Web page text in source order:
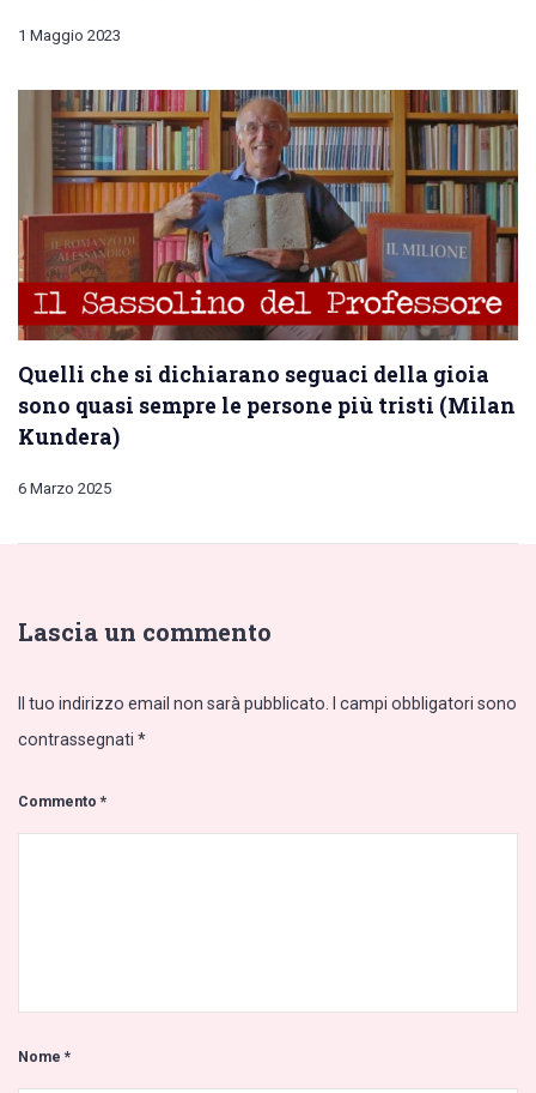
1 Maggio 2023
Quelli che si dichiarano seguaci della gioia
sono quasi sempre le persone più tristi (Milan
Kundera)
6 Marzo 2025
Lascia un commento
Il tuo indirizzo email non sarà pubblicato.
I campi obbligatori sono
contrassegnati *
Commento*
Nome*